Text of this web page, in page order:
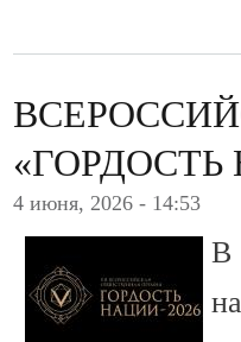
«ГОРДОСТЬ
4 июня, 2026 - 14:53
В